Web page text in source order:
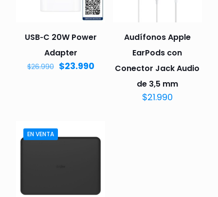
USB‑C 20W Power
Adapter
$26.990 $23.990
Audífonos Apple
EarPods con
Conector Jack Audio
de 3,5 mm
$21.990
EN VENTA